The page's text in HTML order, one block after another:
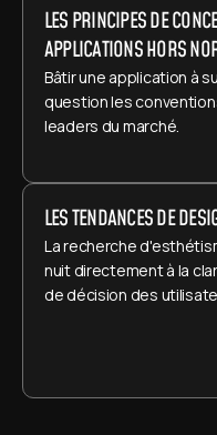
LES PRINCIPES DE
APPLICATIONS HORS
Bâtir une application à
question les
leaders du marché.
LES TENDANCES DE
La recherche
nuit directement à la
de décision des